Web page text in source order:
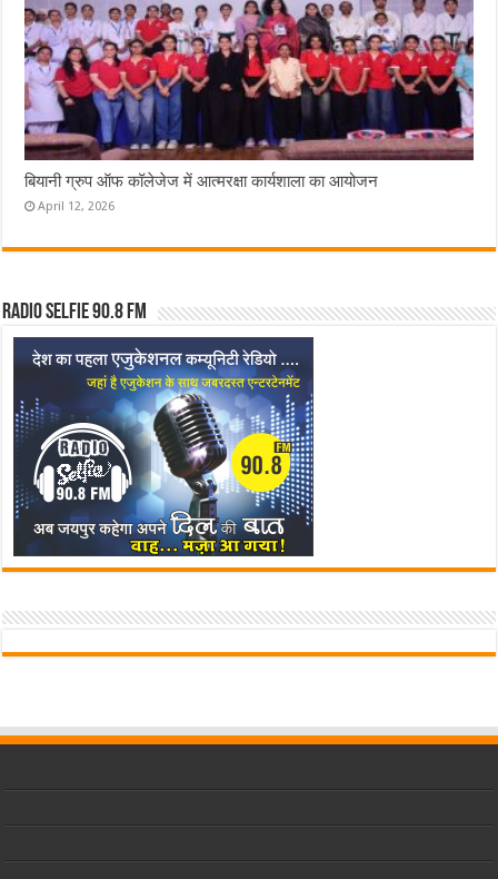
बियानी ग्रुप ऑफ कॉलेजेज में आत्मरक्षा कार्यशाला का आयोजन
April 12, 2026
Radio Selfie 90.8 FM